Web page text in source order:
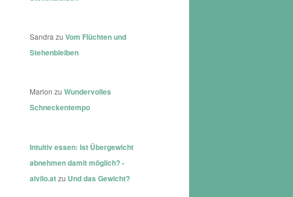
Sandra zu Vom Flüchten und
Stehenbleiben
Marion zu Wundervolles
Schneckentempo
Intuitiv essen: Ist Übergewicht
abnehmen damit möglich? -
aivilo.atzu Und das Gewicht?